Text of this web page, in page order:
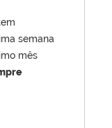
semana
mês